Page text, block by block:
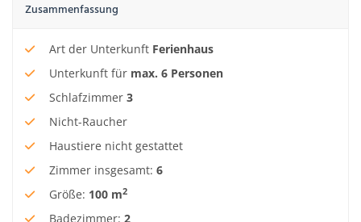
Zusammenfassung
Art der Unterkunft Ferienhaus
Unterkunft für max. 6 Personen
Schlafzimmer 3
Nicht-Raucher
Haustiere nicht gestattet
Zimmer insgesamt: 6
Größe: 100 m2
Badezimmer: 2